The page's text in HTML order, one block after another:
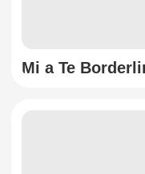
Mi a Te